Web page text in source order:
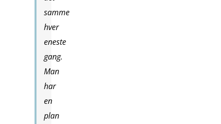
samme
hver
eneste
gang.
Man
har
en
plan